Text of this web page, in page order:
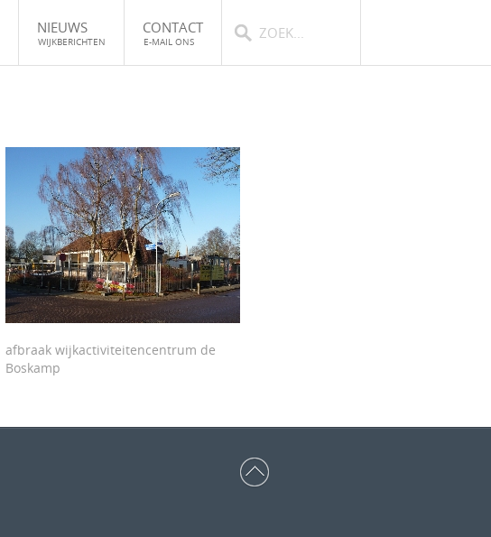
NIEUWS
WIJKBERICHTEN
CONTACT
E-MAIL ONS
afbraak wijkactiviteitencentrum de
Boskamp